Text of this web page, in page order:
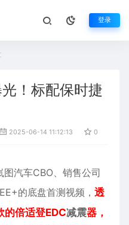
登录
！标配保时捷
2025-06-14 11:12:13 0
汽车CBO、销售公司
的底盘首测视频， 透
的倍适登EDC减震器，